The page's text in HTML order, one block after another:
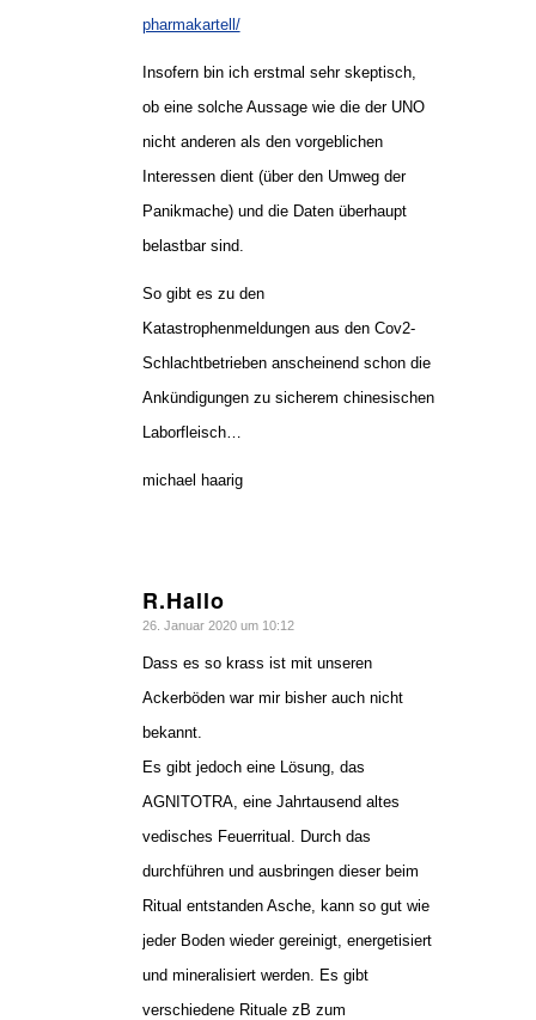
pharmakartell/
Insofern bin ich erstmal sehr skeptisch,
ob eine solche Aussage wie die der UNO
nicht anderen als den vorgeblichen
Interessen dient (über den Umweg der
Panikmache) und die Daten überhaupt
belastbar sind.
So gibt es zu den
Katastrophenmeldungen aus den Cov2-
Schlachtbetrieben anscheinend schon die
Ankündigungen zu sicherem chinesischen
Laborfleisch…
michael haarig
R.Hallo
sagte:
26. Januar 2020 um 10:12
Dass es so krass ist mit unseren
Ackerböden war mir bisher auch nicht
bekannt.
Es gibt jedoch eine Lösung, das
AGNITOTRA, eine Jahrtausend altes
vedisches Feuerritual. Durch das
durchführen und ausbringen dieser beim
Ritual entstanden Asche, kann so gut wie
jeder Boden wieder gereinigt, energetisiert
und mineralisiert werden. Es gibt
verschiedene Rituale zB zum